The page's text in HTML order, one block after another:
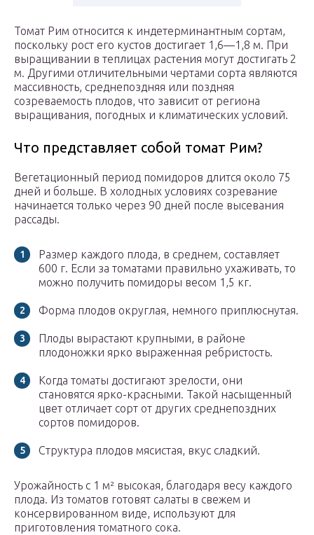
Томат Рим относится к индетерминантным сортам,
поскольку рост его кустов достигает 1,6—1,8 м. При
выращивании в теплицах растения могут достигать 2
м. Другими отличительными чертами сорта являются
массивность, среднепоздняя или поздняя
созреваемость плодов, что зависит от региона
выращивания, погодных и климатических условий.
Что представляет собой томат Рим?
Вегетационный период помидоров длится около 75
дней и больше. В холодных условиях созревание
начинается только через 90 дней после высевания
рассады.
Размер каждого плода, в среднем, составляет
600 г. Если за томатами правильно ухаживать, то
можно получить помидоры весом 1,5 кг.
Форма плодов округлая, немного приплюснутая.
Плоды вырастают крупными, в районе
плодоножки ярко выраженная ребристость.
Когда томаты достигают зрелости, они
становятся ярко-красными. Такой насыщенный
цвет отличает сорт от других среднепоздних
сортов помидоров.
Структура плодов мясистая, вкус сладкий.
Урожайность с 1 м² высокая, благодаря весу каждого
плода. Из томатов готовят салаты в свежем и
консервированном виде, используют для
приготовления томатного сока.